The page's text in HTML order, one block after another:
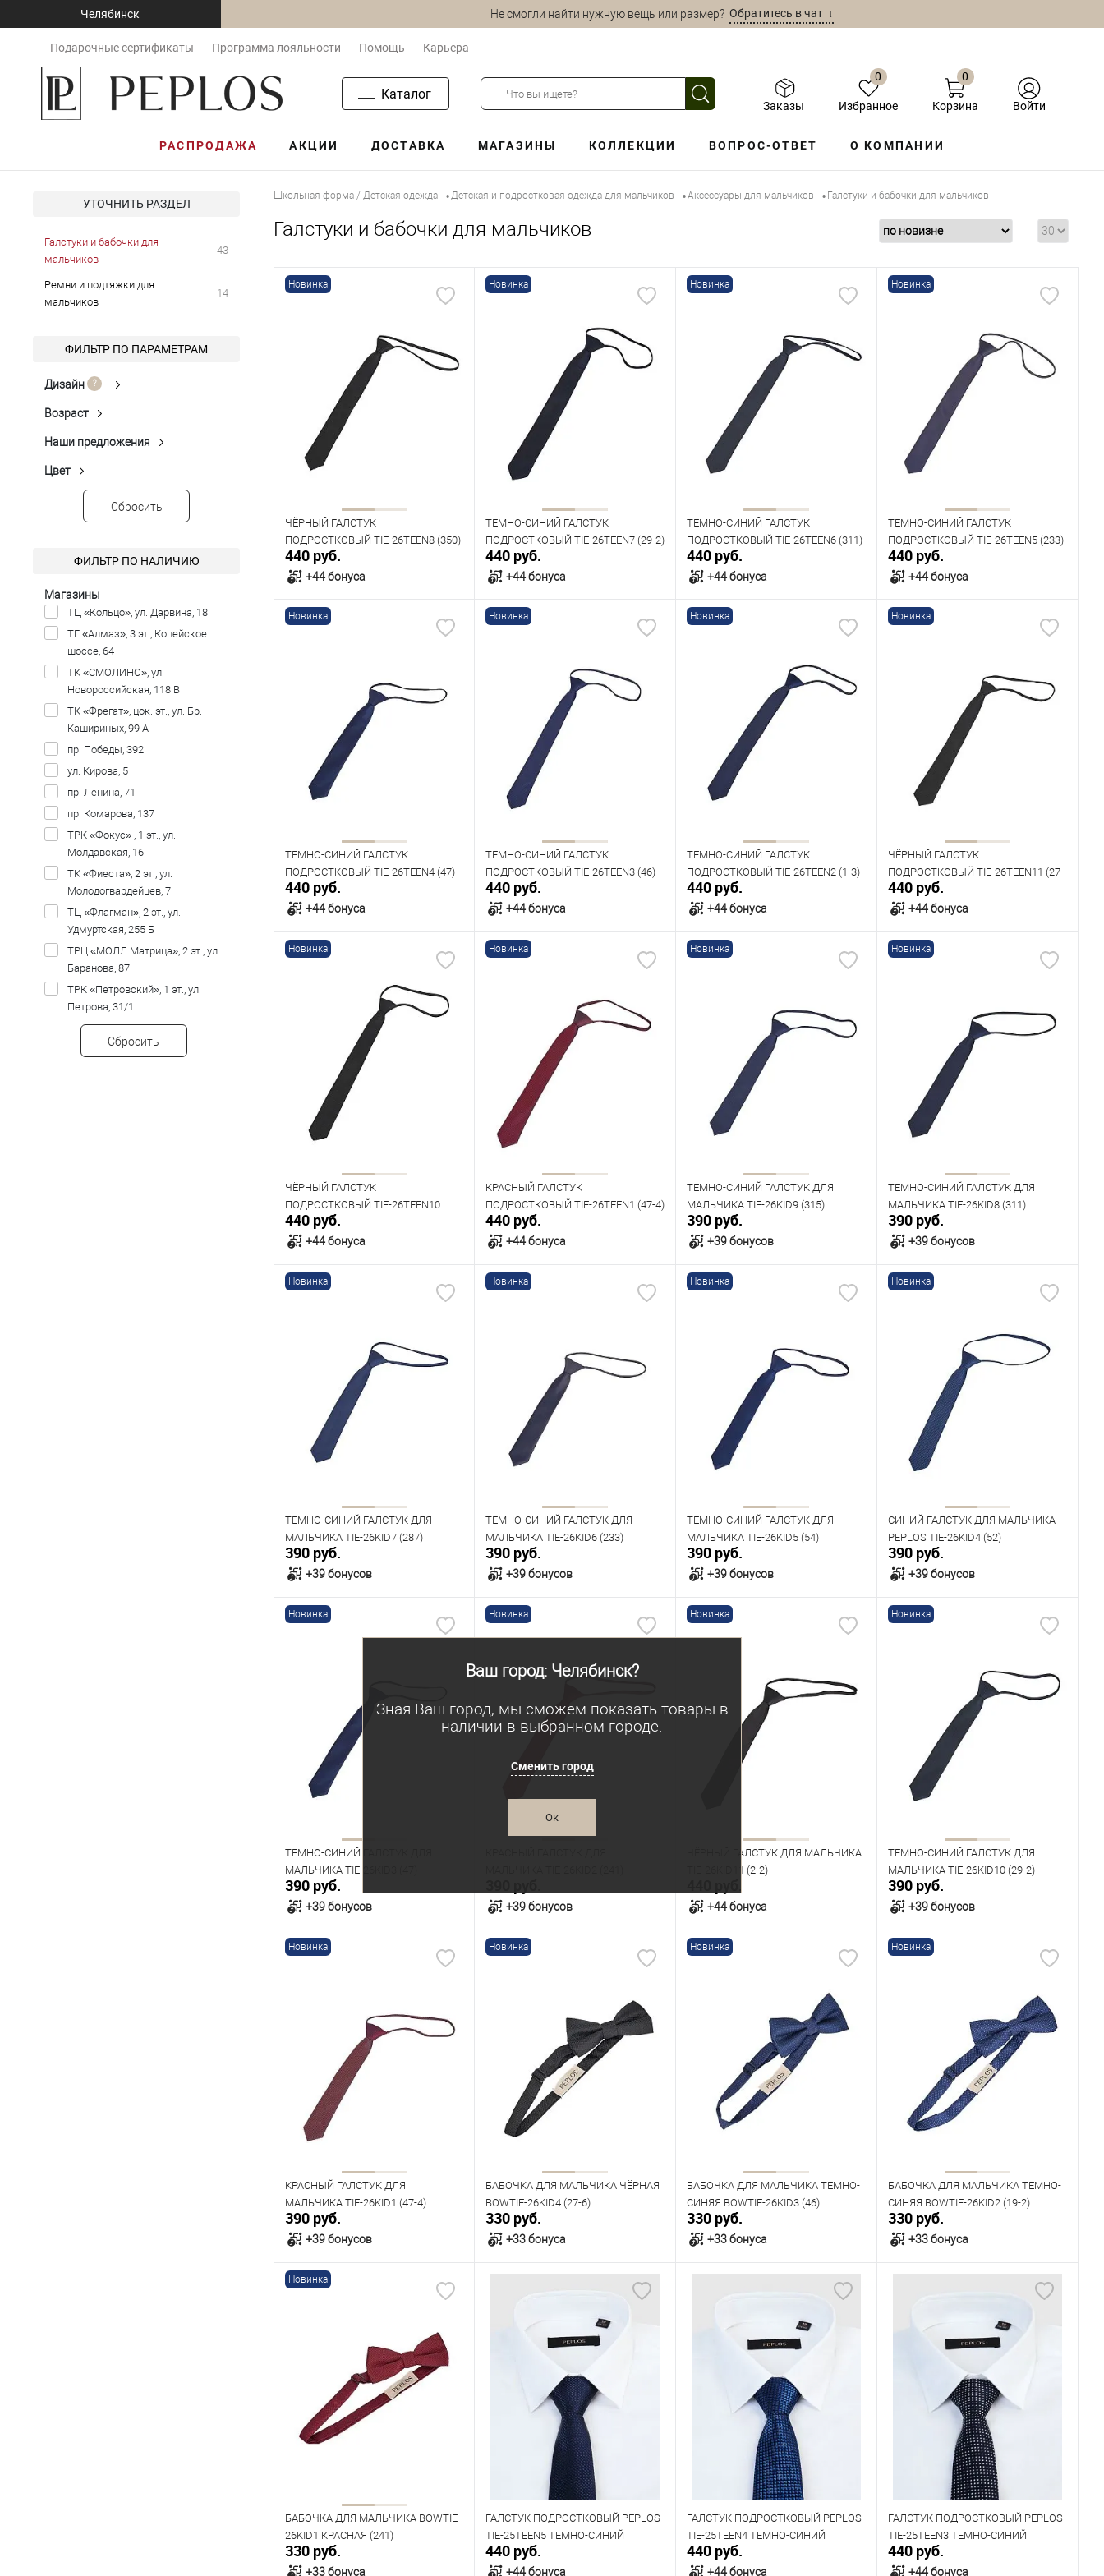
Челябинск
Ваш город: Челябинск?
Зная Ваш город, мы сможем показать товары в
наличии в выбранном городе.
Сменить город
Ок
Не смогли найти нужную вещь или размер?Обратитесь в чат ↓
Подарочные сертификаты Программа лояльности Помощь Карьера
Каталог
Заказы
0
Избранное
0
Корзина Войти
РАСПРОДАЖА АКЦИИ ДОСТАВКА МАГАЗИНЫ КОЛЛЕКЦИИ ВОПРОС-ОТВЕТ О КОМПАНИИ
УТОЧНИТЬ РАЗДЕЛ
Галстуки и бабочки для
мальчиков
43
Ремни и подтяжки для
мальчиков
14
ФИЛЬТР ПО ПАРАМЕТРАМ
ДизайнМикродизайн
Однотонная Гладь
Возраст
Детское
Наши предложения
Новинка(25)
ЦветБордовый
Красный
Синий(3)
Чёрный(8)
Сбросить
ФИЛЬТР ПО НАЛИЧИЮ
Магазины
ТЦ «Кольцо», ул. Дарвина, 18
ТГ «Алмаз», 3 эт., Копейское
шоссе, 64
ТК «СМОЛИНО», ул.
Новороссийская, 118 В
ТК «Фрегат», цок. эт., ул. Бр.
Кашириных, 99 А
пр. Победы, 392
ул. Кирова, 5
пр. Ленина, 71
пр. Комарова, 137
ТРК «Фокус» , 1 эт., ул.
Молдавская, 16
ТК «Фиеста», 2 эт., ул.
Молодогвардейцев, 7
ТЦ «Флагман», 2 эт., ул.
Удмуртская, 255 Б
ТРЦ «МОЛЛ Матрица», 2 эт., ул.
Баранова, 87
ТРК «Петровский», 1 эт., ул.
Петрова, 31/1
Сбросить
Школьная форма / Детская одежда •Детская и подростковая одежда для мальчиков •Аксессуары для мальчиков • Галстуки и бабочки для мальчиков
Галстуки и бабочки для мальчиков
Новинка
ЧЁРНЫЙ ГАЛСТУК
ПОДРОСТКОВЫЙ TIE-26TEEN8 (350)
440 руб.
+44 бонуса
Новинка
ТЕМНО-СИНИЙ ГАЛСТУК
ПОДРОСТКОВЫЙ TIE-26TEEN7 (29-2)
440 руб.
+44 бонуса
Новинка
ТЕМНО-СИНИЙ ГАЛСТУК
ПОДРОСТКОВЫЙ TIE-26TEEN6 (311)
440 руб.
+44 бонуса
Новинка
ТЕМНО-СИНИЙ ГАЛСТУК
ПОДРОСТКОВЫЙ TIE-26TEEN5 (233)
440 руб.
+44 бонуса
Новинка
ТЕМНО-СИНИЙ ГАЛСТУК
ПОДРОСТКОВЫЙ TIE-26TEEN4 (47)
440 руб.
+44 бонуса
Новинка
ТЕМНО-СИНИЙ ГАЛСТУК
ПОДРОСТКОВЫЙ TIE-26TEEN3 (46)
440 руб.
+44 бонуса
Новинка
ТЕМНО-СИНИЙ ГАЛСТУК
ПОДРОСТКОВЫЙ TIE-26TEEN2 (1-3)
440 руб.
+44 бонуса
Новинка
ЧЁРНЫЙ ГАЛСТУК
ПОДРОСТКОВЫЙ TIE-26TEEN11 (27-
6)
440 руб.
+44 бонуса
Новинка
ЧЁРНЫЙ ГАЛСТУК
ПОДРОСТКОВЫЙ TIE-26TEEN10
(111)
440 руб.
+44 бонуса
Новинка
КРАСНЫЙ ГАЛСТУК
ПОДРОСТКОВЫЙ TIE-26TEEN1 (47-4)
440 руб.
+44 бонуса
Новинка
ТЕМНО-СИНИЙ ГАЛСТУК ДЛЯ
МАЛЬЧИКА TIE-26KID9 (315)
390 руб.
+39 бонусов
Новинка
ТЕМНО-СИНИЙ ГАЛСТУК ДЛЯ
МАЛЬЧИКА TIE-26KID8 (311)
390 руб.
+39 бонусов
Новинка
ТЕМНО-СИНИЙ ГАЛСТУК ДЛЯ
МАЛЬЧИКА TIE-26KID7 (287)
390 руб.
+39 бонусов
Новинка
ТЕМНО-СИНИЙ ГАЛСТУК ДЛЯ
МАЛЬЧИКА TIE-26KID6 (233)
390 руб.
+39 бонусов
В наличии
Новинка
ТЕМНО-СИНИЙ ГАЛСТУК ДЛЯ
МАЛЬЧИКА TIE-26KID5 (54)
390 руб.
+39 бонусов
Новинка
СИНИЙ ГАЛСТУК ДЛЯ МАЛЬЧИКА
PEPLOS TIE-26KID4 (52)
390 руб.
+39 бонусов
Новинка
ТЕМНО-СИНИЙ ГАЛСТУК ДЛЯ
МАЛЬЧИКА TIE-26KID3 (47)
390 руб.
+39 бонусов
Новинка
+39 бонусов
Новинка
ЧЁРНЫЙ ГАЛСТУК ДЛЯ МАЛЬЧИКА
TIE-26KID11 (2-2)
+44 бонуса
Новинка
ТЕМНО-СИНИЙ ГАЛСТУК ДЛЯ
МАЛЬЧИКА TIE-26KID10 (29-2)
390 руб.
+39 бонусов
Новинка
КРАСНЫЙ ГАЛСТУК ДЛЯ
МАЛЬЧИКА TIE-26KID1 (47-4)
390 руб.
+39 бонусов
Новинка
БАБОЧКА ДЛЯ МАЛЬЧИКА ЧЁРНАЯ
BOWTIE-26KID4 (27-6)
330 руб.
+33 бонуса
В наличии
Новинка
БАБОЧКА ДЛЯ МАЛЬЧИКА ТЕМНО-
СИНЯЯ BOWTIE-26KID3 (46)
330 руб.
+33 бонуса
В наличии
Новинка
БАБОЧКА ДЛЯ МАЛЬЧИКА ТЕМНО-
СИНЯЯ BOWTIE-26KID2 (19-2)
330 руб.
+33 бонуса
В наличии
Новинка
БАБОЧКА ДЛЯ МАЛЬЧИКА BOWTIE-
26KID1 КРАСНАЯ (241)
330 руб.
+33 бонуса
ГАЛСТУК ПОДРОСТКОВЫЙ PEPLOS
TIE-25TEEN5 ТЕМНО-СИНИЙ
440 руб.
+44 бонуса
ГАЛСТУК ПОДРОСТКОВЫЙ PEPLOS
TIE-25TEEN4 ТЕМНО-СИНИЙ
440 руб.
+44 бонуса
ГАЛСТУК ПОДРОСТКОВЫЙ PEPLOS
TIE-25TEEN3 ТЕМНО-СИНИЙ
440 руб.
+44 бонуса